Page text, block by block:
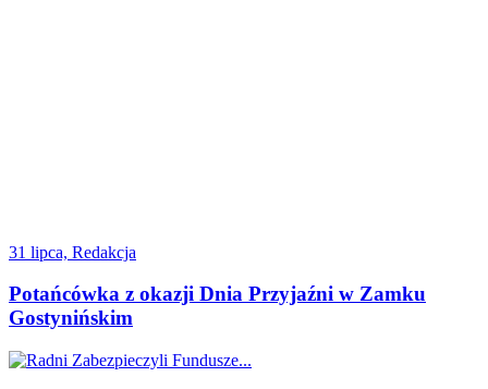
31 lipca, Redakcja
Potańcówka z okazji Dnia Przyjaźni w Zamku
Gostynińskim